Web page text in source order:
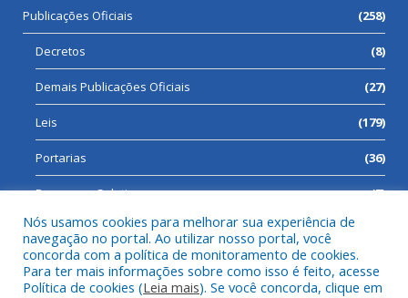
Publicações Oficiais (258)
Decretos (8)
Demais Publicações Oficiais (27)
Leis (179)
Portarias (36)
Processos Seletivos (7)
Todos os direitos reservados a Prefeitura Municipal de Cumaru
do Norte.
Nós usamos cookies para melhorar sua experiência de
navegação no portal. Ao utilizar nosso portal, você
concorda com a política de monitoramento de cookies.
Para ter mais informações sobre como isso é feito, acesse
Política de cookies (Leia mais). Se você concorda, clique em